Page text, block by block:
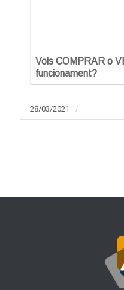
Vols COMPRAR o
funcionament?
28/03/2021 /